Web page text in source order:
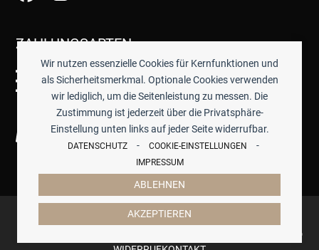
Wir nutzen essenzielle Cookies für Kernfunktionen und
als Sicherheitsmerkmal. Optionale Cookies verwenden
wir lediglich, um die Seitenleistung zu messen. Die
Zustimmung ist jederzeit über die Privatsphäre-
Einstellung unten links auf jeder Seite widerrufbar.
DATENSCHUTZ - COOKIE-EINSTELLUNGEN -
IMPRESSUM
AKZEPTIEREN
ABLEHNEN
ZAHLUNGSARTEN
© 2026 -TISCHWERK- ALLE PREISE INKL. GESETZTL.
MWST.
ZAHLUNG & VERSAND